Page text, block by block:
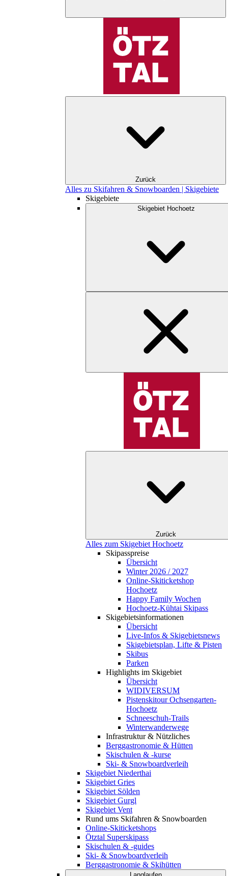
Zurück
Alles zu Skifahren & Snowboarden | Skigebiete
Skigebiete
Skigebiet Hochoetz
Zurück
Alles zum Skigebiet Hochoetz
Skipasspreise
Übersicht
Winter 2026 / 2027
Online-Skiticketshop
Hochoetz
Happy Family Wochen
Hochoetz-Kühtai Skipass
Skigebietsinformationen
Übersicht
Live-Infos & Skigebietsnews
Skigebietsplan, Lifte & Pisten
Skibus
Parken
Highlights im Skigebiet
Übersicht
WIDIVERSUM
Pistenskitour Ochsengarten-
Hochoetz
Schneeschuh-Trails
Winterwanderwege
Infrastruktur & Nützliches
Berggastronomie & Hütten
Skischulen & -kurse
Ski- & Snowboardverleih
Skigebiet Niederthai
Skigebiet Gries
Skigebiet Sölden
Skigebiet Gurgl
Skigebiet Vent
Rund ums Skifahren & Snowboarden
Online-Skiticketshops
Ötztal Superskipass
Skischulen & -guides
Ski- & Snowboardverleih
Berggastronomie & Skihütten